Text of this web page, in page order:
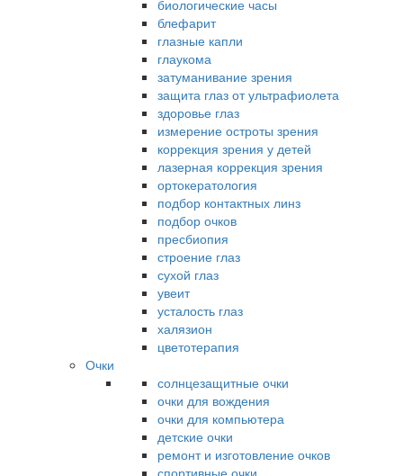
биологические часы
блефарит
глазные капли
глаукома
затуманивание зрения
защита глаз от ультрафиолета
здоровье глаз
измерение остроты зрения
коррекция зрения у детей
лазерная коррекция зрения
ортокератология
подбор контактных линз
подбор очков
пресбиопия
строение глаз
сухой глаз
увеит
усталость глаз
халязион
цветотерапия
Очки
солнцезащитные очки
очки для вождения
очки для компьютера
детские очки
ремонт и изготовление очков